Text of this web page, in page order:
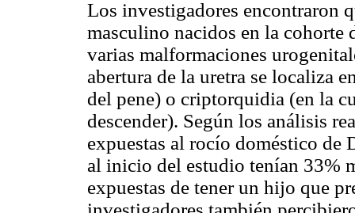
Los investigadores encontraron
masculino nacidos en la cohorte
varias malformaciones
abertura de la uretra se localiza
del pene) o criptorquidia (en la
descender). Según los análisis
expuestas al rocío doméstico de
al inicio del estudio tenían 33%
expuestas de tener un hijo que